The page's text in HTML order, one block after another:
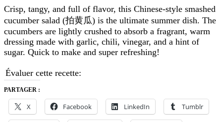
Salad
with
Garlic
&
Recipe
凉
Crisp, tangy, and full of flavor, this Chinese-style smashed
cucumber salad (拍黄瓜) is the ultimate summer dish. The
cucumbers are lightly crushed to absorb a fragrant, warm
dressing made with garlic, chili, vinegar, and a hint of
sugar. Quick to make and super refreshing!
Évaluer cette recette:
PARTAGER :
X Facebook LinkedIn Tumblr